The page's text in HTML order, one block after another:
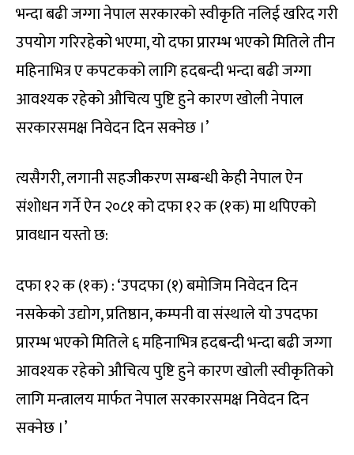
भन्दा बढी जग्गा नेपाल सरकारको स्वीकृति नलिई खरिद गरी
उपयोग गरिरहेको भएमा, यो दफा प्रारम्भ भएको मितिले तीन
महिनाभित्र ए कपटकको लागि हदबन्दी भन्दा बढी जग्गा
आवश्यक रहेको औचित्य पुष्टि हुने कारण खोली नेपाल
सरकारसमक्ष निवेदन दिन सक्नेछ ।’
त्यसैगरी, लगानी सहजीकरण सम्बन्धी केही नेपाल ऐन
संशोधन गर्ने ऐन २०८१ को दफा १२ क (१क) मा थपिएको
प्रावधान यस्तो छ:
दफा १२ क (१क) : ‘उपदफा (१) बमोजिम निवेदन दिन
नसकेको उद्योग, प्रतिष्ठान, कम्पनी वा संस्थाले यो उपदफा
प्रारम्भ भएको मितिले ६ महिनाभित्र हदबन्दी भन्दा बढी जग्गा
आवश्यक रहेको औचित्य पुष्टि हुने कारण खोली स्वीकृतिको
लागि मन्त्रालय मार्फत नेपाल सरकारसमक्ष निवेदन दिन
सक्नेछ ।’